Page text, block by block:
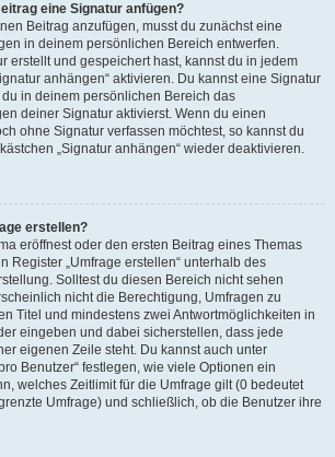
eine Signatur anfügen?
Beitrag anzufügen, musst du zunächst eine
in deinem persönlichen Bereich entwerfen.
erstellt und gespeichert hast, kannst du in jedem
anhängen“ aktivieren. Du kannst eine Signatur
in deinem persönlichen Bereich das
deiner Signatur aktivierst. Wenn du einen
ohne Signatur verfassen möchtest, so kannst du
„Signatur anhängen“ wieder deaktivieren.
erstellen?
eröffnest oder den ersten Beitrag eines Themas
Register „Umfrage erstellen“ unterhalb des
Solltest du diesen Bereich nicht sehen
nicht die Berechtigung, Umfragen zu
Titel und mindestens zwei Antwortmöglichkeiten in
eingeben und dabei sicherstellen, dass jede
eigenen Zeile steht. Du kannst auch unter
Benutzer“ festlegen, wie viele Optionen ein
welches Zeitlimit für die Umfrage gilt (0 bedeutet
Umfrage) und schließlich, ob die Benutzer ihre